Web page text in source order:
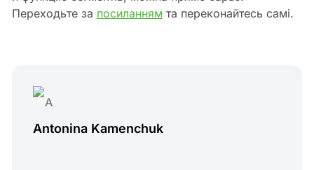
Переходьте за посиланням та переконайтесь самі.
Antonina Kamenchuk